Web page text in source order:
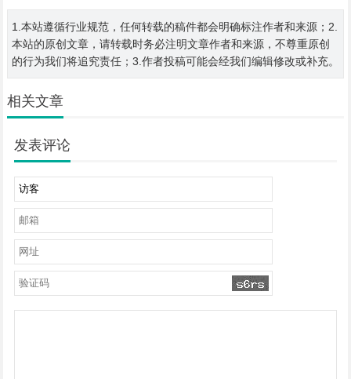
1.本站遵循行业规范，任何转载的稿件都会明确标注作者和来源；2.
本站的原创文章，请转载时务必注明文章作者和来源，不尊重原创
的行为我们将追究责任；3.作者投稿可能会经我们编辑修改或补充。
相关文章
发表评论